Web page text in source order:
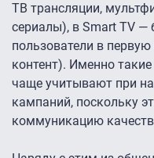
ТВ трансляции,
сериалы), в Smart TV —
пользователи в
контент). Именно
чаще учитывают при
кампаний, поскольку
коммуникацию